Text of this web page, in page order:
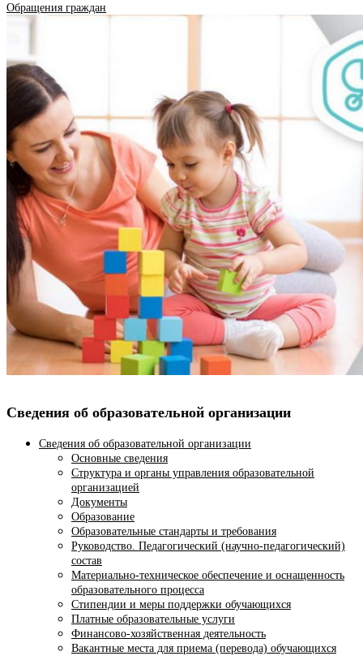
Обращения граждан
Сведения об образовательной организации
Сведения об образовательной организации
Основные сведения
Структура и органы управления образовательной
организацией
Документы
Образование
Образовательные стандарты и требования
Руководство. Педагогический (научно-педагогический)
состав
Материально-техническое обеспечение и оснащенность
образовательного процесса
Стипендии и меры поддержки обучающихся
Платные образовательные услуги
Финансово-хозяйственная деятельность
Вакантные места для приема (перевода) обучающихся